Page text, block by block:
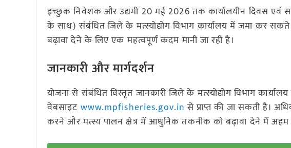
इच्छुक निवेशक और उद्यमी 20 मई 2026 तक कार्यालयीन दिवस
के साथ) संबंधित जिले के मत्स्योद्योग विभाग कार्यालय में जमा कर सकते
बढ़ावा देने के लिए एक महत्वपूर्ण कदम मानी जा रही है।
जानकारी और मार्गदर्शन
योजना से संबंधित विस्तृत जानकारी जिले के मत्स्योद्योग विभाग
वेबसाइट www.mpfisheries.gov.in से प्राप्त की जा सकती है।
करने और मत्स्य पालन क्षेत्र में आधुनिक तकनीक को बढ़ावा देने में अहम